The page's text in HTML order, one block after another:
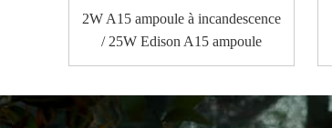
2W A15 ampoule à incandescence
/ 25W Edison A15 ampoule